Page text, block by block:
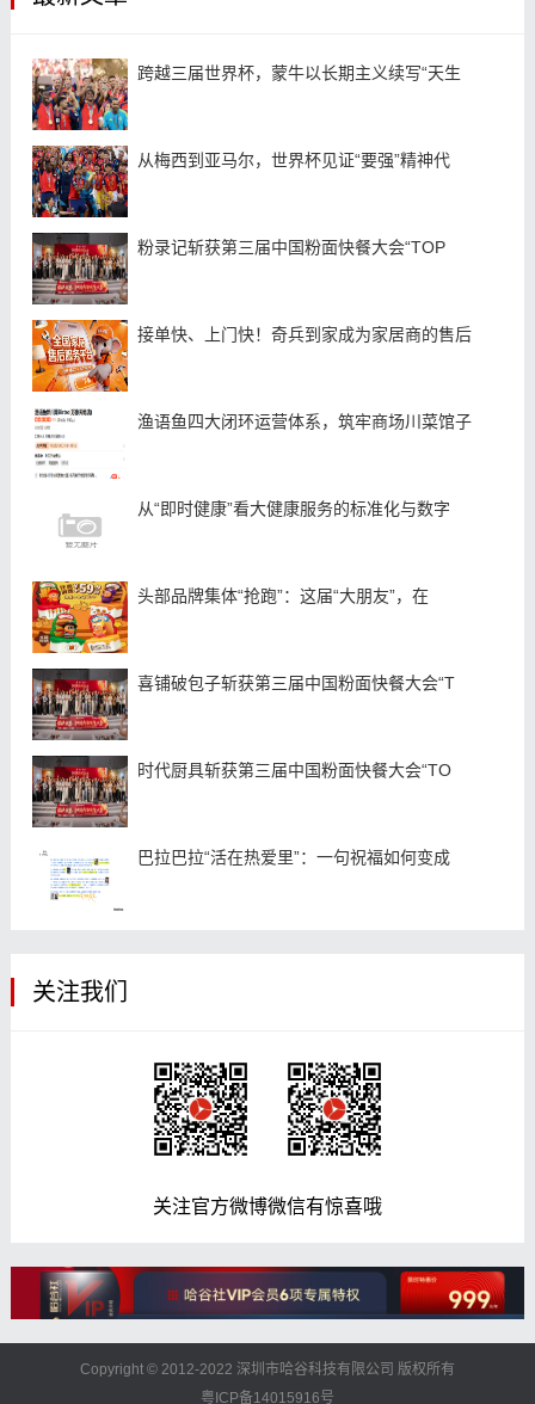
跨越三届世界杯，蒙牛以长期主义续写“天生
从梅西到亚马尔，世界杯见证“要强”精神代
粉录记斩获第三届中国粉面快餐大会“TOP
接单快、上门快！奇兵到家成为家居商的售后
渔语鱼四大闭环运营体系，筑牢商场川菜馆子
从“即时健康”看大健康服务的标准化与数字
头部品牌集体“抢跑”：这届“大朋友”，在
喜铺破包子斩获第三届中国粉面快餐大会“T
时代厨具斩获第三届中国粉面快餐大会“TO
巴拉巴拉“活在热爱里”：一句祝福如何变成
关注我们
关注官方微博微信有惊喜哦
Copyright © 2012-2022 深圳市哈谷科技有限公司 版权所有
粤ICP备14015916号